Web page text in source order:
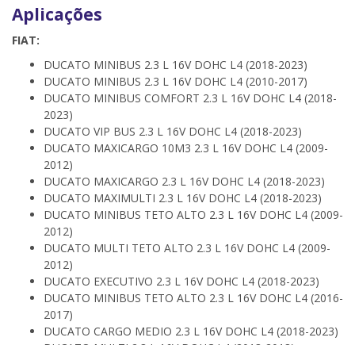
Aplicações
FIAT:
DUCATO MINIBUS 2.3 L 16V DOHC L4 (2018-2023)
DUCATO MINIBUS 2.3 L 16V DOHC L4 (2010-2017)
DUCATO MINIBUS COMFORT 2.3 L 16V DOHC L4 (2018-
2023)
DUCATO VIP BUS 2.3 L 16V DOHC L4 (2018-2023)
DUCATO MAXICARGO 10M3 2.3 L 16V DOHC L4 (2009-
2012)
DUCATO MAXICARGO 2.3 L 16V DOHC L4 (2018-2023)
DUCATO MAXIMULTI 2.3 L 16V DOHC L4 (2018-2023)
DUCATO MINIBUS TETO ALTO 2.3 L 16V DOHC L4 (2009-
2012)
DUCATO MULTI TETO ALTO 2.3 L 16V DOHC L4 (2009-
2012)
DUCATO EXECUTIVO 2.3 L 16V DOHC L4 (2018-2023)
DUCATO MINIBUS TETO ALTO 2.3 L 16V DOHC L4 (2016-
2017)
DUCATO CARGO MEDIO 2.3 L 16V DOHC L4 (2018-2023)